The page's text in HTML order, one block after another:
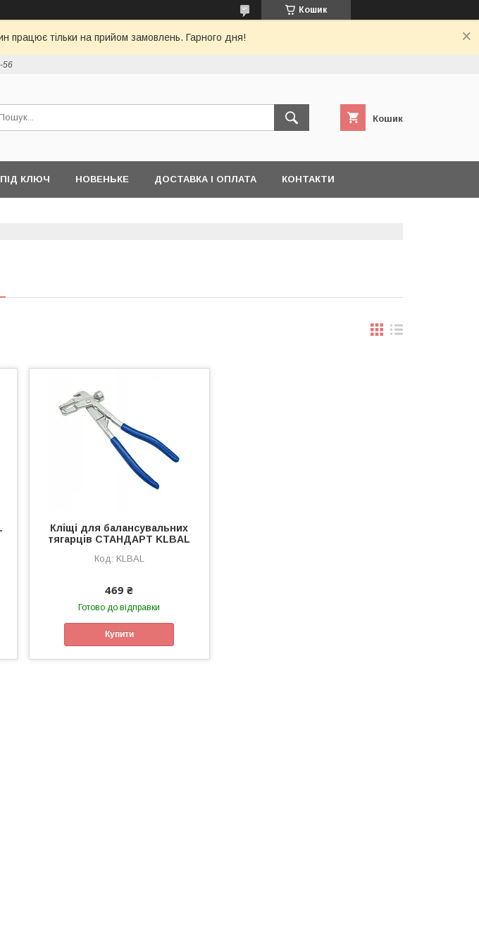
Кошик
працює тільки на прийом замовлень. Гарного дня!
56
Кошик
КЛЮЧ НОВЕНЬКЕ ДОСТАВКА І ОПЛАТА КОНТАКТИ
Кліщі для балансувальних
тягарців СТАНДАРТ KLBAL
KLBAL
469 ₴
Готово до відправки
Купити